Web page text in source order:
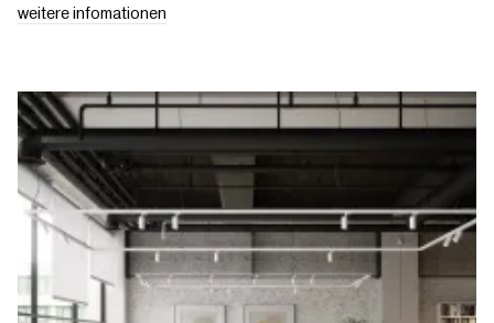
weitere infomationen